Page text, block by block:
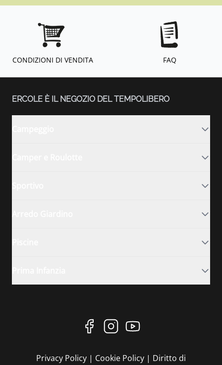
CONDIZIONI DI VENDITA FAQ
ERCOLE È IL NEGOZIO DEL TEMPOLIBERO
Privacy Policy | Cookie Policy | Diritto di